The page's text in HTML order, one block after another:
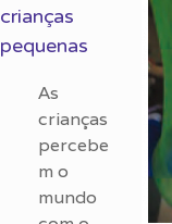
crianças
pequenas
As
crianças
percebe
m o
mundo